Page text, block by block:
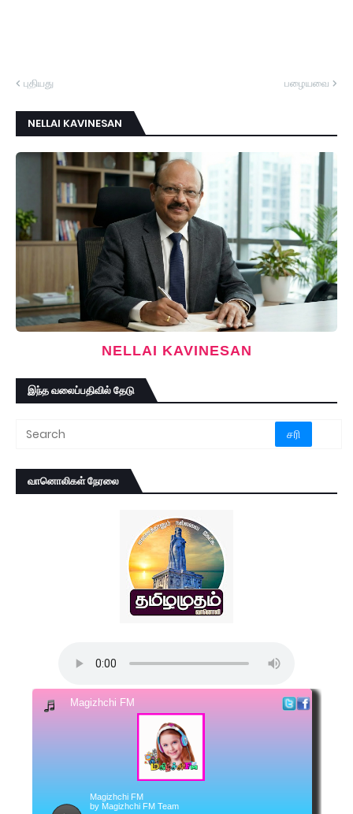
புதியது பழையவை
NELLAI KAVINESAN
NELLAI KAVINESAN
இந்த வலைப்பதிவில் தேடு
வானொலிகள் நேரலை